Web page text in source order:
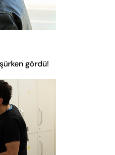
gördü!